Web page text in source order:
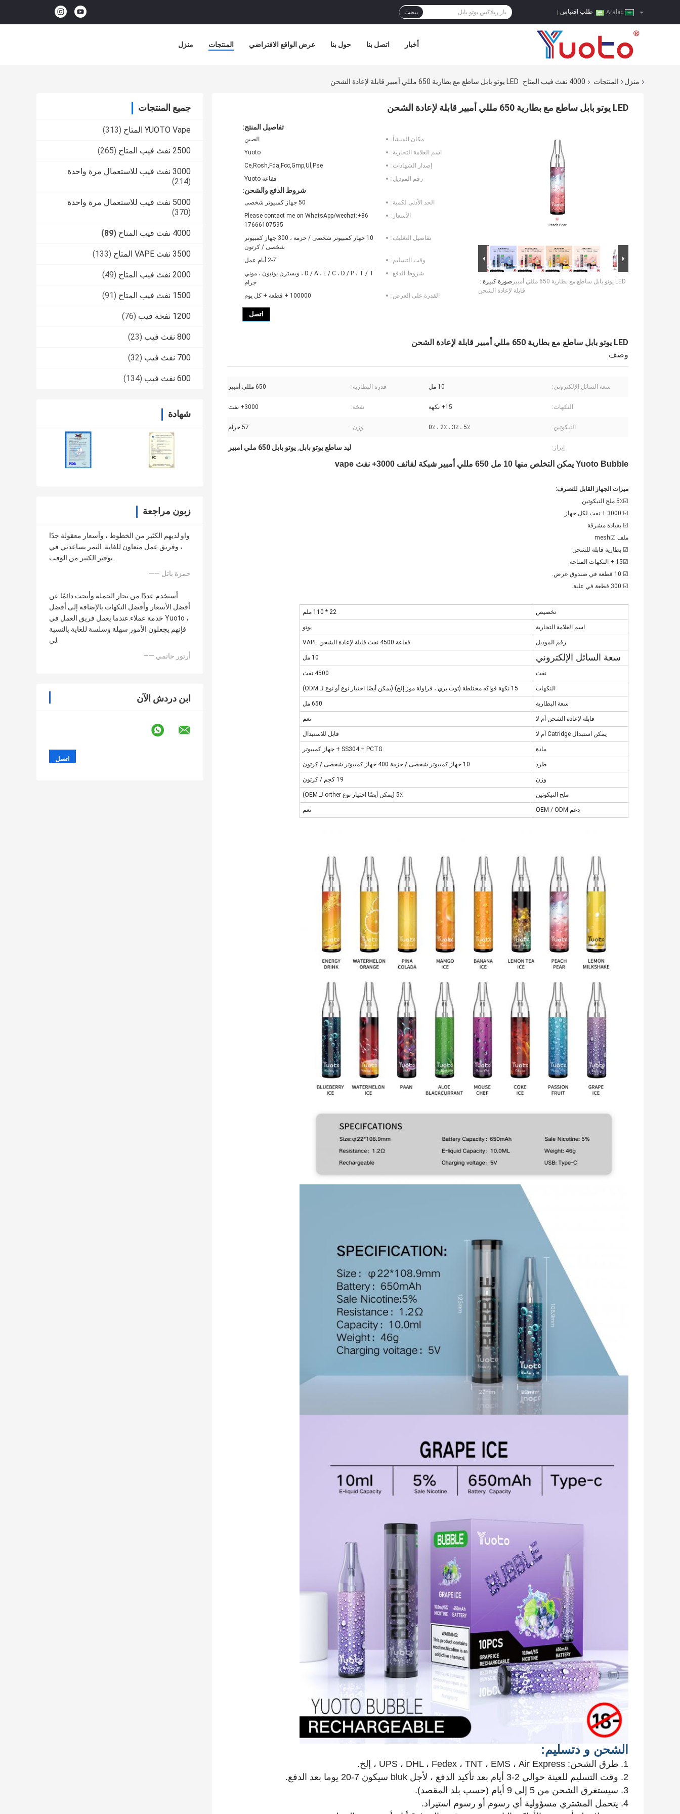
طلب اقتباس يبحث
منزل المنتجات عرض الواقع الافتراضي حول بنا اتصل بنا أخبار
منزل المنتجات 4000 نفث فيب المتاح LED يوتو بابل ساطع مع بطارية 650 مللي أمبير قابلة لإعادة الشحن
جميع المنتجات
YUOTO Vape المتاح (313)
2500 نفث فيب المتاح (265)
3000 نفث فيب للاستعمال مرة واحدة
(214)
5000 نفث فيب للاستعمال مرة واحدة
(370)
4000 نفث فيب المتاح (89)
3500 نفث VAPE المتاح (133)
2000 نفث فيب المتاح (49)
1500 نفث فيب المتاح (91)
1200 نفخة فيب (76)
800 نفث فيب (23)
700 نفث فيب (32)
600 نفث فيب (134)
شهادة
زبون مراجعة
واو لديهم الكثير من الخطوط ، وأسعار معقولة جدًا
، وفريق عمل متعاون للغاية. النمر يساعدني في
توفير الكثير من الوقت.
—— حمزة باتل
أستخدم عددًا من تجار الجملة وأبحث دائمًا عن
أفضل الأسعار وأفضل النكهات بالإضافة إلى أفضل
خدمة عملاء.عندما يعمل فريق العمل في Yuoto ،
فإنهم يجعلون الأمور سهلة وسلسة للغاية بالنسبة
لي.
—— أرتور حاتمي
ابن دردش الآن
LED يوتو بابل ساطع مع بطارية 650 مللي أمبير قابلة لإعادة الشحن
صورة كبيرة : LED يوتو بابل ساطع مع بطارية 650 مللي أمبير
قابلة لإعادة الشحن
تفاصيل المنتج:
مكان المنشأ:
الصين
اسم العلامة التجارية:
Yuoto
إصدار الشهادات:
Ce,Rosh,Fda,Fcc,Gmp,Ul,Pse
رقم الموديل:
فقاعة Yuoto
شروط الدفع والشحن:
الحد الأدنى لكمية:
50 جهاز كمبيوتر شخصى
الأسعار:
Please contact me on WhatsApp/wechat:+86
17666107595
تفاصيل التغليف:
10 جهاز كمبيوتر شخصى / حزمة ، 300 جهاز كمبيوتر
شخصى / كرتون
وقت التسليم:
2-7 أيام عمل
شروط الدفع:
D / A ، L / C ، D / P ، T / T ، ويسترن يونيون ، موني
جرام
القدرة على العرض:
100000 + قطعة + كل يوم
اتصل
LED يوتو بابل ساطع مع بطارية 650 مللي أمبير قابلة لإعادة الشحن
وصف
سعة السائل الإلكتروني: 10 مل قدرة البطارية: 650 مللي أمبير
النكهات: 15+ نكهة نفخة: 3000+ نفث
النيكوتين: 5٪ ، 3٪ ، 2٪ ، 0٪ وزن: 57 جرام
إبراز: ليد ساطع يوتو بابل, يوتو بابل 650 ملي امبير
Yuoto Bubble يمكن التخلص منها 10 مل 650 مللي أمبير شبكة لفائف 3000+ نفث vape
ميزات الجهاز القابل للتصرف:
☑5٪ ملح النيكوتين.
☑ 3000 + نفث لكل جهاز.
☑ بقيادة مشرقة
ملف ☑mesh
☑ بطارية قابلة للشحن
☑15 + النكهات المتاحة.
☑ 10 قطعة في صندوق عرض.
☑ 300 قطعة في علبة.
تخصيص 22 * 110 ملم
اسم العلامة التجارية يوتو
رقم الموديل فقاعة 4500 نفث قابلة لإعادة الشحن VAPE
سعة السائل الإلكتروني 10 مل
نفث 4500 نفث
النكهات 15 نكهة فواكه مختلطة (توت بري ، فراولة موز إلخ) (يمكن أيضًا اختيار نوع أو نوع لـ ODM)
سعة البطارية 650 مل
قابلة لإعادة الشحن أم لا نعم
يمكن استبدال Catridge أم لا قابل للاستبدال
مادة SS304 + PCTG + جهاز كمبيوتر
طرد 10 جهاز كمبيوتر شخصى / حزمة 400 جهاز كمبيوتر شخصى / كرتون
وزن 19 كجم / كرتون
ملح النيكوتين 5٪ (يمكن أيضًا اختيار نوع orther لـ OEM)
دعم OEM / ODM نعم
الشحن و دتسليم:
1. طرق الشحن: UPS ، DHL ، Fedex ، TNT ، EMS ، Air Express ، إلخ.
2. وقت التسليم للعينة حوالي 2-3 أيام بعد تأكيد الدفع ، لأجل bluk سيكون 7-20 يوما بعد الدفع.
3. سيستغرق الشحن من 5 إلى 9 أيام (حسب بلد المقصد).
4. يتحمل المشتري مسؤولية أي رسوم أو رسوم استيراد.